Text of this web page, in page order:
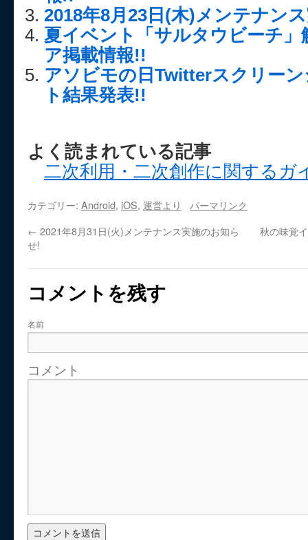
2018年8月23日(木)メンテナン
夏イベント「サルタウビーチ
ア掲載情報!!
アソビモの日Twitterスクリー
ト結果発表!!
よく読まれている記事
二次利用・二次創作に関するガ
カテゴリー: Android, iOS, 運営より
パーマリンク
← 2021年8月31日(火)メンテナンス実施のお知ら
せ!
秋の味覚
コメントを残す
名前
コメント